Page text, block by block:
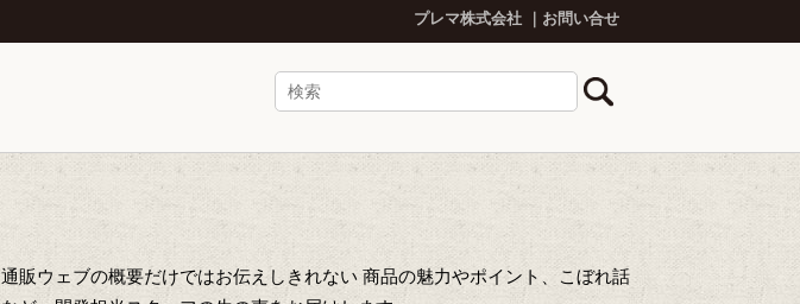
プレマ株式会社 お問い合せ
通販ウェブの概要だけではお伝えしきれない 商品の魅力やポイント、こぼれ話